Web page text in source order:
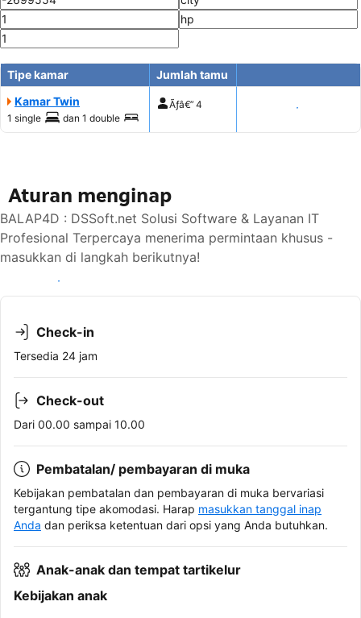
Tipe kamar
Jumlah tamu
Kamar Twin
1 single dan 1 double
Ãƒâ€” 4 Tampilkan harga
Aturan menginap
BALAP4D : DSSoft.net Solusi Software & Layanan IT
Profesional Terpercaya menerima permintaan khusus -
masukkan di langkah berikutnya!
Lihat ketersediaan
Check-in
Tersedia 24 jam
Check-out
Dari 00.00 sampai 10.00
Pembatalan/ pembayaran di muka
Kebijakan pembatalan dan pembayaran di muka bervariasi
tergantung tipe akomodasi. Harap masukkan tanggal inap
Anda dan periksa ketentuan dari opsi yang Anda butuhkan.
Anak-anak dan tempat tartikelur
Kebijakan anak